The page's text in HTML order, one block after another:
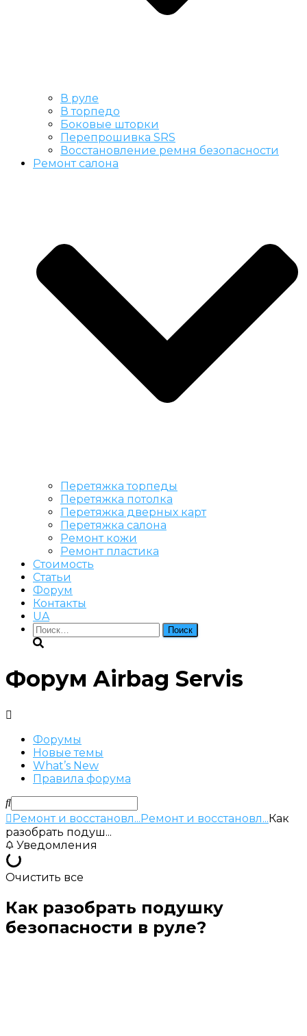
В руле
В торпедо
Боковые шторки
Перепрошивка SRS
Восстановление ремня безопасности
Ремонт салона
Перетяжка торпеды
Перетяжка потолка
Перетяжка дверных карт
Перетяжка салона
Ремонт кожи
Ремонт пластика
Стоимость
Статьи
Форум
Контакты
UA
Найти:
Форум Airbag Servis
Форумы
Новые темы
What’s New
Правила форума
Ремонт и восстановл...Ремонт и восстановл...Как
разобрать подуш...
Уведомления
Очистить все
Как разобрать подушку
безопасности в руле?